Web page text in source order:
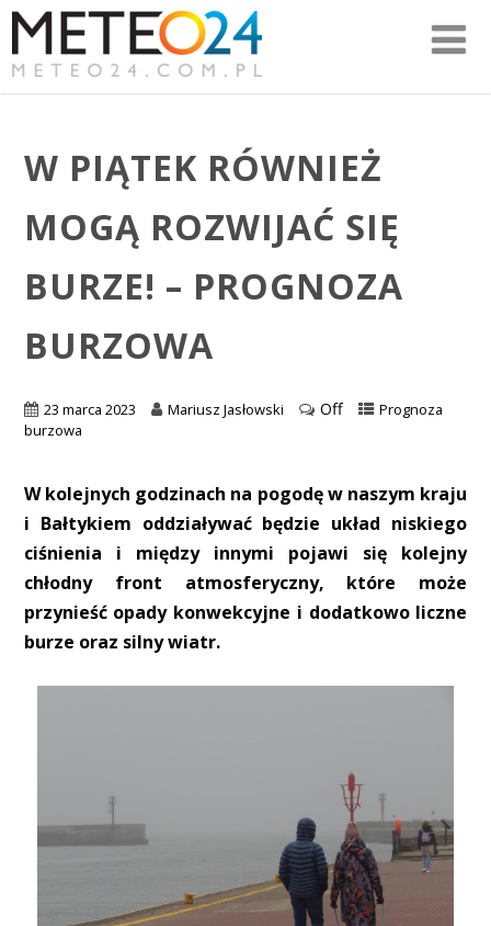
W PIĄTEK RÓWNIEŻ
MOGĄ ROZWIJAĆ SIĘ
BURZE! – PROGNOZA
BURZOWA
23 marca 2023 Mariusz Jasłowski Off
Prognoza
burzowa
W kolejnych godzinach na pogodę w naszym kraju
i Bałtykiem oddziaływać będzie układ niskiego
ciśnienia i między innymi pojawi się kolejny
chłodny front atmosferyczny, które może
przynieść opady konwekcyjne i dodatkowo liczne
burze oraz silny wiatr.